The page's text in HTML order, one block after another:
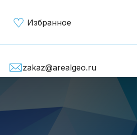
Избранное
zakaz@arealgeo.ru